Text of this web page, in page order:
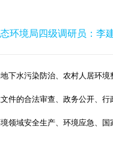
环境局四级调研员：李
下水污染防治、农村人居环
件的合法审查、政务公开、
领域安全生产、环境应急、